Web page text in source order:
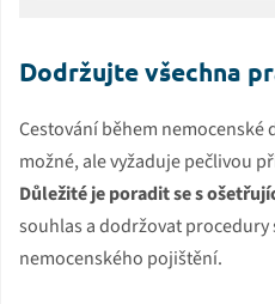
Dodržujte všechna
Cestování během nemocenské
možné, ale vyžaduje pečlivou
Důležité je poradit se s
souhlas a dodržovat procedury
nemocenského pojištění.